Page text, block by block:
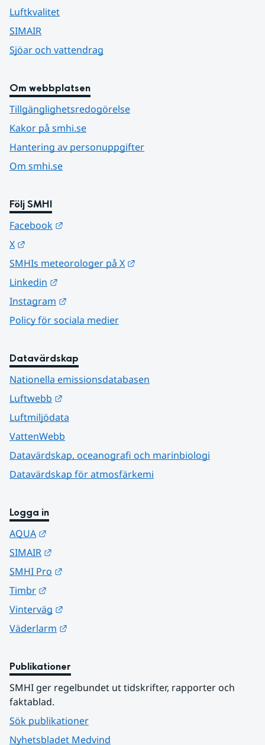
Luftkvalitet
SIMAIR
Sjöar och vattendrag
Om webbplatsen
Tillgänglighetsredogörelse
Kakor på smhi.se
Hantering av personuppgifter
Om smhi.se
Följ SMHI
Facebook
X
SMHIs meteorologer på X
Linkedin
Instagram
Policy för sociala medier
Datavärdskap
Nationella emissionsdatabasen
Luftwebb
Luftmiljödata
VattenWebb
Datavärdskap, oceanografi och marinbiologi
Datavärdskap för atmosfärkemi
Logga in
AQUA
SIMAIR
SMHI Pro
Timbr
Vinterväg
Väderlarm
Publikationer
SMHI ger regelbundet ut tidskrifter, rapporter och
faktablad.
Sök publikationer
Nyhetsbladet Medvind